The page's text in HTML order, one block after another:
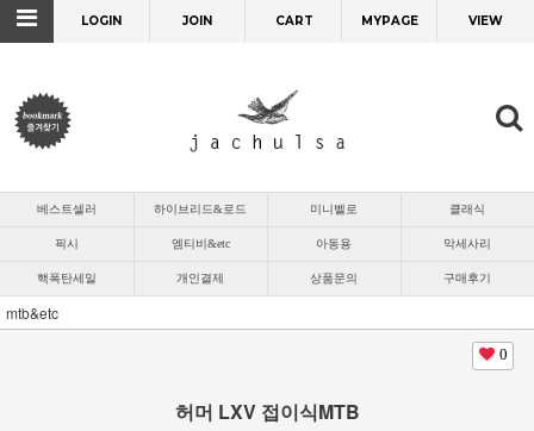
LOGIN JOIN CART MYPAGE VIEW
베스트셀러 하이브리드&로드 미니벨로 클래식
픽시 엠티비&etc 아동용 악세사리
핵폭탄세일 개인결제 상품문의 구매후기
mtb&etc
0
허머 LXV 접이식MTB